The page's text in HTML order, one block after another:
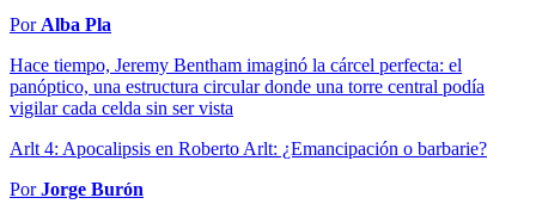
Por Alba Pla
Hace tiempo, Jeremy Bentham imaginó la cárcel perfecta: el
panóptico, una estructura circular donde una torre central podía
vigilar cada celda sin ser vista
Arlt 4: Apocalipsis en Roberto Arlt: ¿Emancipación o barbarie?
PorJorge Burón